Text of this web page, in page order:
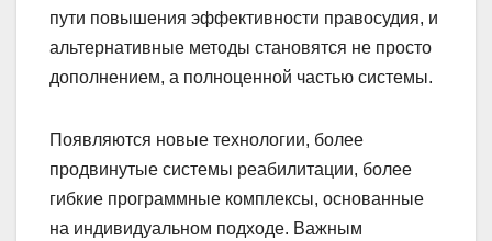
пути повышения эффективности правосудия, и
альтернативные методы становятся не просто
дополнением, а полноценной частью системы.
Появляются новые технологии, более
продвинутые системы реабилитации, более
гибкие программные комплексы, основанные
на индивидуальном подходе. Важным